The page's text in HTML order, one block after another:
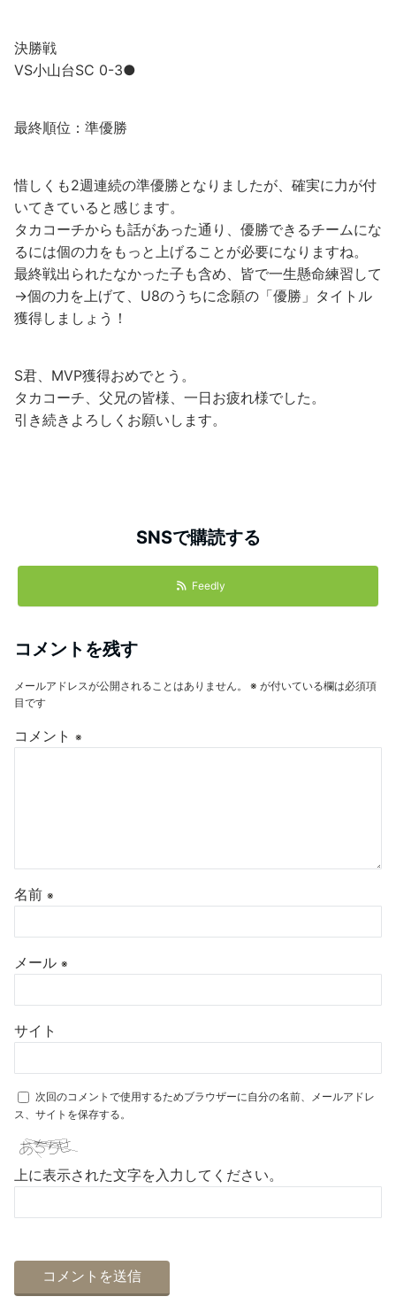
決勝戦
VS小山台SC 0-3●
最終順位：準優勝
惜しくも2週連続の準優勝となりましたが、確実に力が付
いてきていると感じます。
タカコーチからも話があった通り、優勝できるチームにな
るには個の力をもっと上げることが必要になりますね。
最終戦出られたなかった子も含め、皆で一生懸命練習して
→個の力を上げて、U8のうちに念願の「優勝」タイトル
獲得しましょう！
S君、MVP獲得おめでとう。
タカコーチ、父兄の皆様、一日お疲れ様でした。
引き続きよろしくお願いします。
SNSで購読する
Feedly
コメントを残す
メールアドレスが公開されることはありません。 ※ が付いている欄は必須項
目です
コメント ※
名前 ※
メール ※
サイト
次回のコメントで使用するためブラウザーに自分の名前、メールアドレ
ス、サイトを保存する。
上に表示された文字を入力してください。